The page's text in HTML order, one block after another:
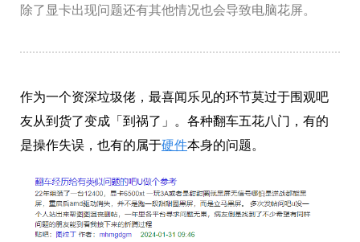
除了显卡出现问题还有其他情况也会导致电脑花屏。
作为一个资深垃圾佬，最喜闻乐见的环节莫过于围观吧
友从到货了变成「到祸了」。各种翻车五花八门，有的
是操作失误，也有的属于硬件本身的问题。